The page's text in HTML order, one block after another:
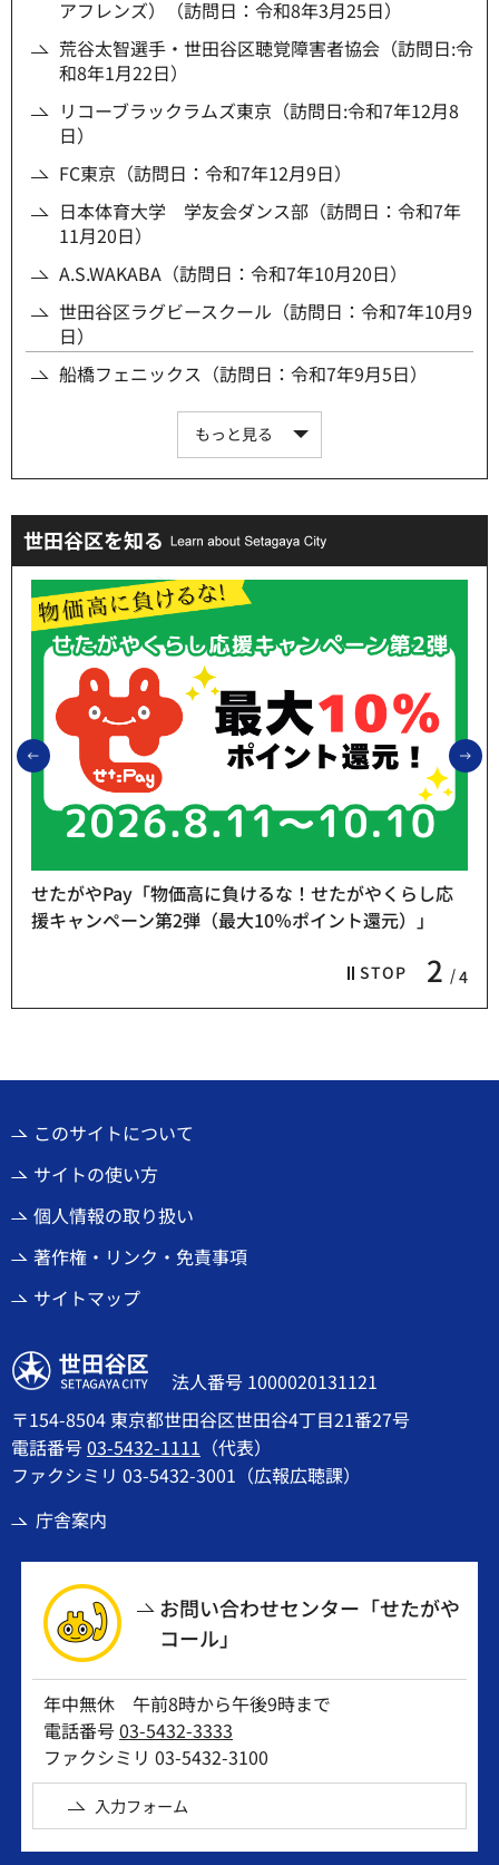
アフレンズ）（訪問日：令和8年3月25日）
荒谷太智選手・世田谷区聴覚障害者協会（訪問日:令
和8年1月22日）
リコーブラックラムズ東京（訪問日:令和7年12月8
日）
FC東京（訪問日：令和7年12月9日）
日本体育大学 学友会ダンス部（訪問日：令和7年
11月20日）
A.S.WAKABA（訪問日：令和7年10月20日）
世田谷区ラグビースクール（訪問日：令和7年10月9
日）
船橋フェニックス（訪問日：令和7年9月5日）
もっと見る
世田谷区を知る
前のスライドを表示
STOP 2 4
せたがやPay「物価高に負けるな！せたがやくらし応
援キャンペーン第2弾（最大10％ポイント還元）」
このサイトについて
サイトの使い方
個人情報の取り扱い
著作権・リンク・免責事項
サイトマップ
世田谷区
法人番号 1000020131121
〒154-8504 東京都世田谷区世田谷4丁目21番27号
電話番号03-5432-1111 （代表）
ファクシミリ 03-5432-3001（広報広聴課）
庁舎案内
お問い合わせセンター「せたがや
コール」
年中無休 午前8時から午後9時まで
電話番号03-5432-3333
ファクシミリ 03-5432-3100
入力フォーム